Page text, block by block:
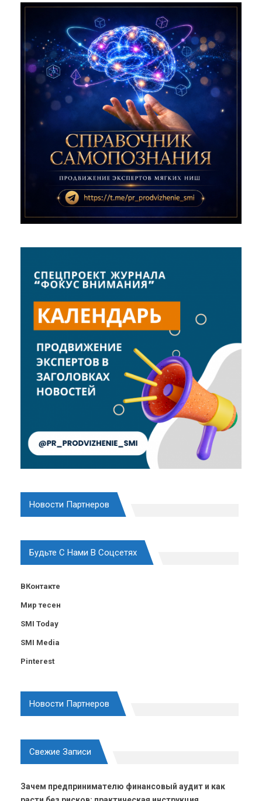
Новости Партнеров
Будьте С Нами В Соцсетях
ВКонтакте
Мир тесен
SMI Today
SMI Media
Pinterest
Новости Партнеров
Свежие Записи
Зачем предпринимателю финансовый аудит и как